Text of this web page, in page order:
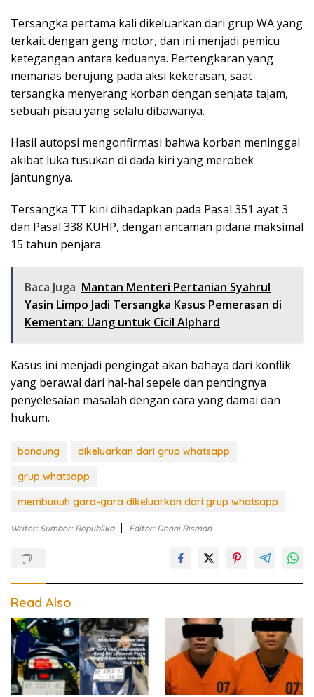
Tersangka pertama kali dikeluarkan dari grup WA yang
terkait dengan geng motor, dan ini menjadi pemicu
ketegangan antara keduanya. Pertengkaran yang
memanas berujung pada aksi kekerasan, saat
tersangka menyerang korban dengan senjata tajam,
sebuah pisau yang selalu dibawanya.
Hasil autopsi mengonfirmasi bahwa korban meninggal
akibat luka tusukan di dada kiri yang merobek
jantungnya.
Tersangka TT kini dihadapkan pada Pasal 351 ayat 3
dan Pasal 338 KUHP, dengan ancaman pidana maksimal
15 tahun penjara.
Baca Juga Mantan Menteri Pertanian Syahrul
Yasin Limpo Jadi Tersangka Kasus Pemerasan di
Kementan: Uang untuk Cicil Alphard
Kasus ini menjadi pengingat akan bahaya dari konflik
yang berawal dari hal-hal sepele dan pentingnya
penyelesaian masalah dengan cara yang damai dan
hukum.
bandung
dikeluarkan dari grup whatsapp
grup whatsapp
membunuh gara-gara dikeluarkan dari grup whatsapp
Writer: Sumber: Republika Editor: Denni Risman
Read Also